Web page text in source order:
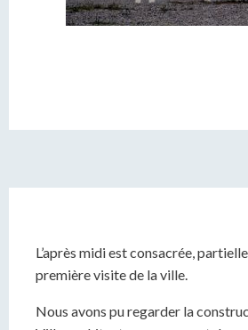
L’après midi est consacrée,
première visite de la ville.
Nous avons pu regarder la